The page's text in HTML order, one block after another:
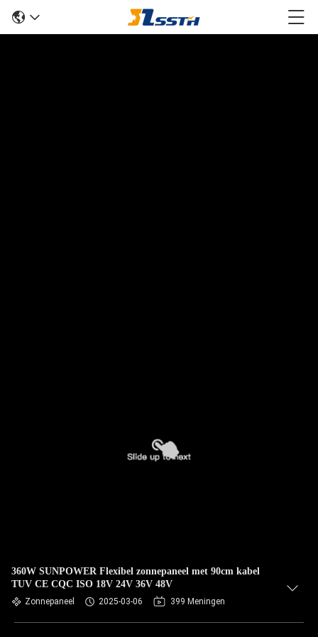
360W SUNPOWER Flexibel zonnepaneel met 90cm kabel
TUV CE CQC ISO 18V 24V 36V 48V
Zonnepaneel 2025-03-06 399 Meningen